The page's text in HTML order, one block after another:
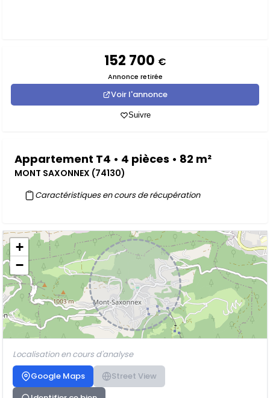
152 700 €
Annonce retirée
Voir l'annonce
Suivre
Appartement T4 • 4 pièces • 82 m²
MONT SAXONNEX (74130)
Caractéristiques en cours de récupération
+
−
Localisation en cours d'analyse
Google Maps
Street View